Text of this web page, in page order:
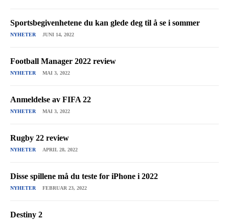
Sportsbegivenhetene du kan glede deg til å se i sommer
NYHETER JUNI 14, 2022
Football Manager 2022 review
NYHETER MAI 3, 2022
Anmeldelse av FIFA 22
NYHETER MAI 3, 2022
Rugby 22 review
NYHETER APRIL 28, 2022
Disse spillene må du teste for iPhone i 2022
NYHETER FEBRUAR 23, 2022
Destiny 2